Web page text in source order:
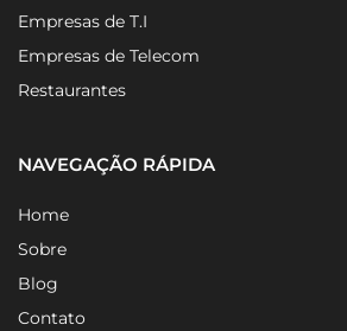
Empresas de T.I
Empresas de Telecom
Restaurantes
NAVEGAÇÃO RÁPIDA
Home
Sobre
Blog
Contato